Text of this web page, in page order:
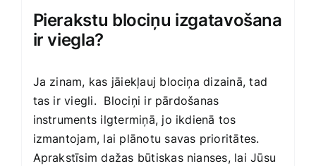
Pierakstu blociņu izgatavošana
ir viegla?
Ja zinam, kas jāiekļauj blociņa dizainā, tad
tas ir viegli. Blociņi ir pārdošanas
instruments ilgtermiņā, jo ikdienā tos
izmantojam, lai plānotu savas prioritātes.
Aprakstīsim dažas būtiskas nianses, lai Jūsu